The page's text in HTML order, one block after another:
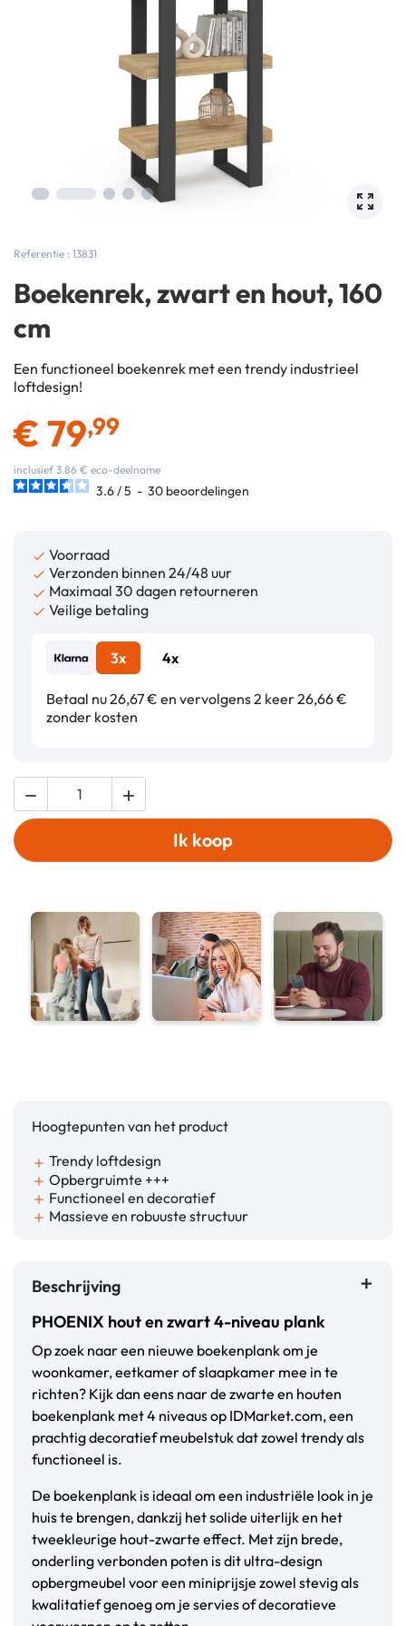
Referentie : 13831
Boekenrek, zwart en hout, 160
cm
Een functioneel boekenrek met een trendy industrieel
loftdesign!
€ 79,99
inclusief 3.86 € eco-deelname
3.6/5 - 30 beoordelingen
 Voorraad
 Verzonden binnen 24/48 uur
 Maximaal 30 dagen retourneren
 Veilige betaling
3x 4x
Betaal nu 26,67 € en vervolgens 2 keer 26,66 €
zonder kosten
 
Ik koop
Hoogtepunten van het product
add Trendy loftdesign
add Opbergruimte +++
add Functioneel en decoratief
add Massieve en robuuste structuur
Beschrijving
PHOENIX hout en zwart 4-niveau plank
Op zoek naar een nieuwe boekenplank om je
woonkamer, eetkamer of slaapkamer mee in te
richten? Kijk dan eens naar de zwarte en houten
boekenplank met 4 niveaus op IDMarket.com, een
prachtig decoratief meubelstuk dat zowel trendy als
functioneel is.
De boekenplank is ideaal om een industriële look in je
huis te brengen, dankzij het solide uiterlijk en het
tweekleurige hout-zwarte effect. Met zijn brede,
onderling verbonden poten is dit ultra-design
opbergmeubel voor een miniprijsje zowel stevig als
kwalitatief genoeg om je servies of decoratieve